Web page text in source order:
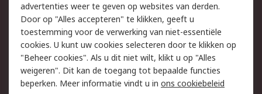
Wettelijk
Cookiebeleid
Email veiligheid
Privacybeleid
Websitevoorwaarden
Algemene
verkoopvoorwaarden
advertenties weer te geven op websites van derden.
Door op "Alles accepteren" te klikken, geeft u
toestemming voor de verwerking van niet-essentiële
cookies. U kunt uw cookies selecteren door te klikken op
"Beheer cookies". Als u dit niet wilt, klikt u op "Alles
weigeren". Dit kan de toegang tot bepaalde functies
beperken. Meer informatie vindt u in ons cookiebeleid